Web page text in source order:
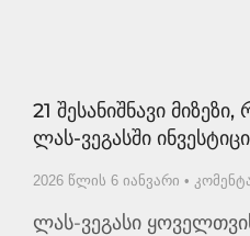
21 Შესანიშნავი
Ლას-Ვეგასში
2026 წლის 6 იანვარი
ლას-ვეგასი